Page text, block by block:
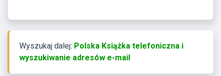
Wyszukaj dalej: Polska Książka telefoniczna i
wyszukiwanie adresów e-mail